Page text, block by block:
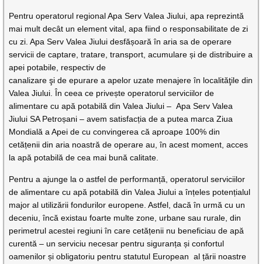
Pentru operatorul regional Apa Serv Valea Jiului, apa reprezintă
mai mult decât un element vital, apa fiind o responsabilitate de zi
cu zi. Apa Serv Valea Jiului desfășoară în aria sa de operare
servicii de captare, tratare, transport, acumulare și de distribuire a
apei potabile, respectiv de
canalizare şi de epurare a apelor uzate menajere în localităţile din
Valea Jiului. În ceea ce privește operatorul serviciilor de
alimentare cu apă potabilă din Valea Jiului – Apa Serv Valea
Jiului SA Petroșani – avem satisfacția de a putea marca Ziua
Mondială a Apei de cu convingerea că aproape 100% din
cetățenii din aria noastră de operare au, în acest moment, acces
la apă potabilă de cea mai bună calitate.
Pentru a ajunge la o astfel de performanță, operatorul serviciilor
de alimentare cu apă potabilă din Valea Jiului a înțeles potențialul
major al utilizării fondurilor europene. Astfel, dacă în urmă cu un
deceniu, încă existau foarte multe zone, urbane sau rurale, din
perimetrul acestei regiuni în care cetățenii nu beneficiau de apă
curentă – un serviciu necesar pentru siguranța și confortul
oamenilor și obligatoriu pentru statutul European al țării noastre